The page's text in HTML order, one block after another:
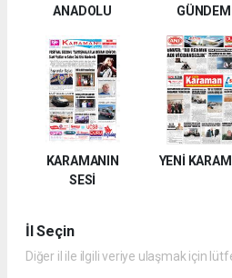
ANADOLU
GÜNDEM
KARAMANIN
SESİ
YENİ
İl Seçin
Diğer il ile ilgili veriye ulaşmak için